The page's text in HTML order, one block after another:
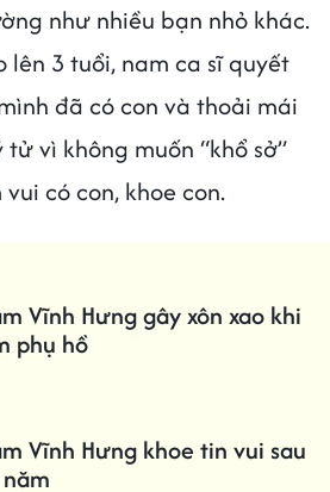
như nhiều bạn nhỏ khác.
lên 3 tuổi, nam ca sĩ quyết
đã có con và thoải mái
vì không muốn “khổ sở”
có con, khoe con.
Vĩnh Hưng gây xôn xao khi
phụ hồ
Vĩnh Hưng khoe tin vui sau